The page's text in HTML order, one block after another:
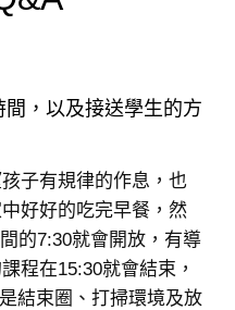
，以及接送學生的方
子有規律的作息，也
好好的吃完早餐，然
的7:30就會開放，有導
程在15:30就會結束，
結束圈、打掃環境及放